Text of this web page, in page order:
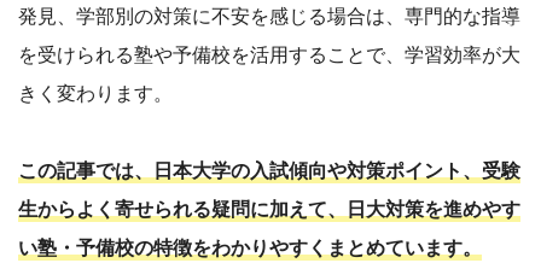
発見、学部別の対策に不安を感じる場合は、専門的な指導
を受けられる塾や予備校を活用することで、学習効率が大
きく変わります。
この記事では、日本大学の入試傾向や対策ポイント、受験
生からよく寄せられる疑問に加えて、日大対策を進めやす
い塾・予備校の特徴をわかりやすくまとめています。